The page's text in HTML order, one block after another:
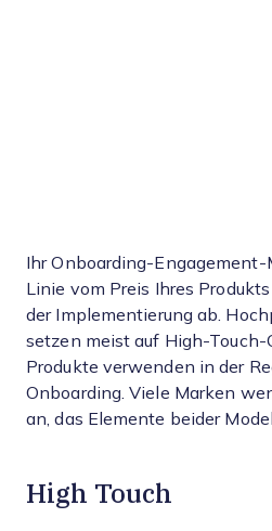
Ihr Onboarding-
Linie vom Preis Ihres
der Implementierung ab.
setzen meist auf High-Touch-
Produkte verwenden in der
Onboarding. Viele Marken
an, das Elemente beider
High Touch